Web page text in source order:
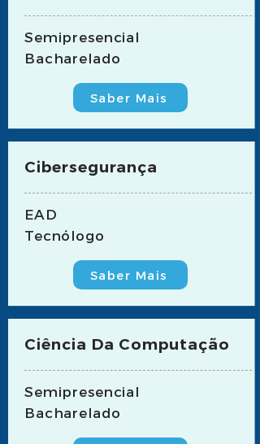
Semipresencial
Bacharelado
Saber Mais
Cibersegurança
EAD
Tecnólogo
Saber Mais
Ciência Da Computação
Semipresencial
Bacharelado